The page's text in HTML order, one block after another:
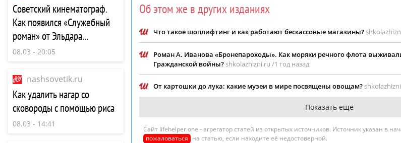
Советский кинематограф.
Как появился «Служебный
роман» от Эльдара
Рязанова?
08.03 - 20:05
nashsovetik.ru
Как удалить нагар со
сковороды с помощью риса
08.03 - 14:41
Об этом же в других изданиях
Что такое шоплифтинг и как работают бескассовые магазины?
Роман А. Иванова «Бронепароходы». Как моряки речного флота
Гражданской войны?shkolazhizni.ru /1 год назад
От картошки до лука: какие музеи в мире посвящены овощам?
Показать ещё
Сайт lifehelper.one - агрегатор статей из открытых источников. Источник указан в
пожаловаться на статью, если находите её недостоверной.